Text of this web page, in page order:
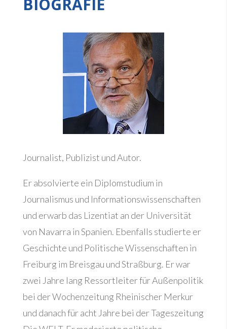
Journalist, Publizist und Autor.
Er absolvierte ein Diplomstudium in
Journalismus und Informationswissenschaften
und erwarb das Lizentiat an der Universität
von Navarra in Spanien. Ebenfalls studierte er
Geschichte und Politische Wissenschaften in
Freiburg im Breisgau und Straßburg. Er war
zwei Jahre lang Ressortleiter für Außenpolitik
bei der Wochenzeitung Rheinischer Merkur
und danach für acht Jahre bei der Tageszeitung